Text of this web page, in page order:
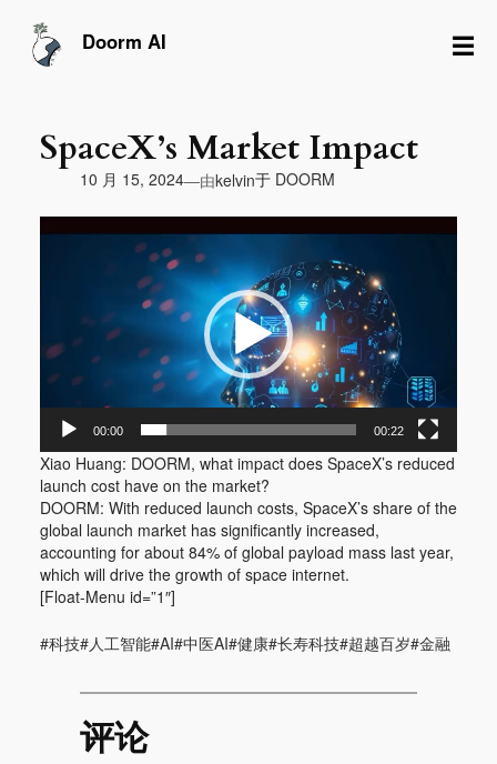
Doorm AI ☰
SpaceX’s Market Impact
10 月 15, 2024—由kelvin于 DOORM
00:00 00:22
Xiao Huang: DOORM, what impact does SpaceX’s reduced
launch cost have on the market?
DOORM: With reduced launch costs, SpaceX’s share of the
global launch market has significantly increased,
accounting for about 84% of global payload mass last year,
which will drive the growth of space internet.
[Float-Menu id=”1″]
#科技#人工智能#AI#中医AI#健康#长寿科技#超越百岁#金融
评论